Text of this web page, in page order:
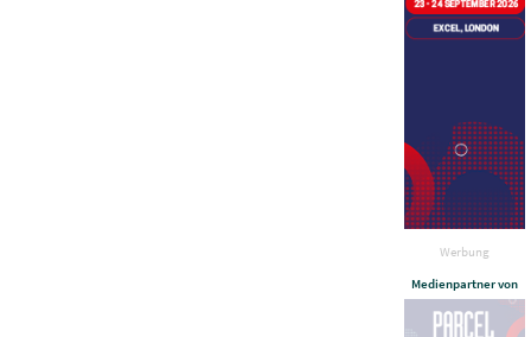
Werbung
Medienpartner von